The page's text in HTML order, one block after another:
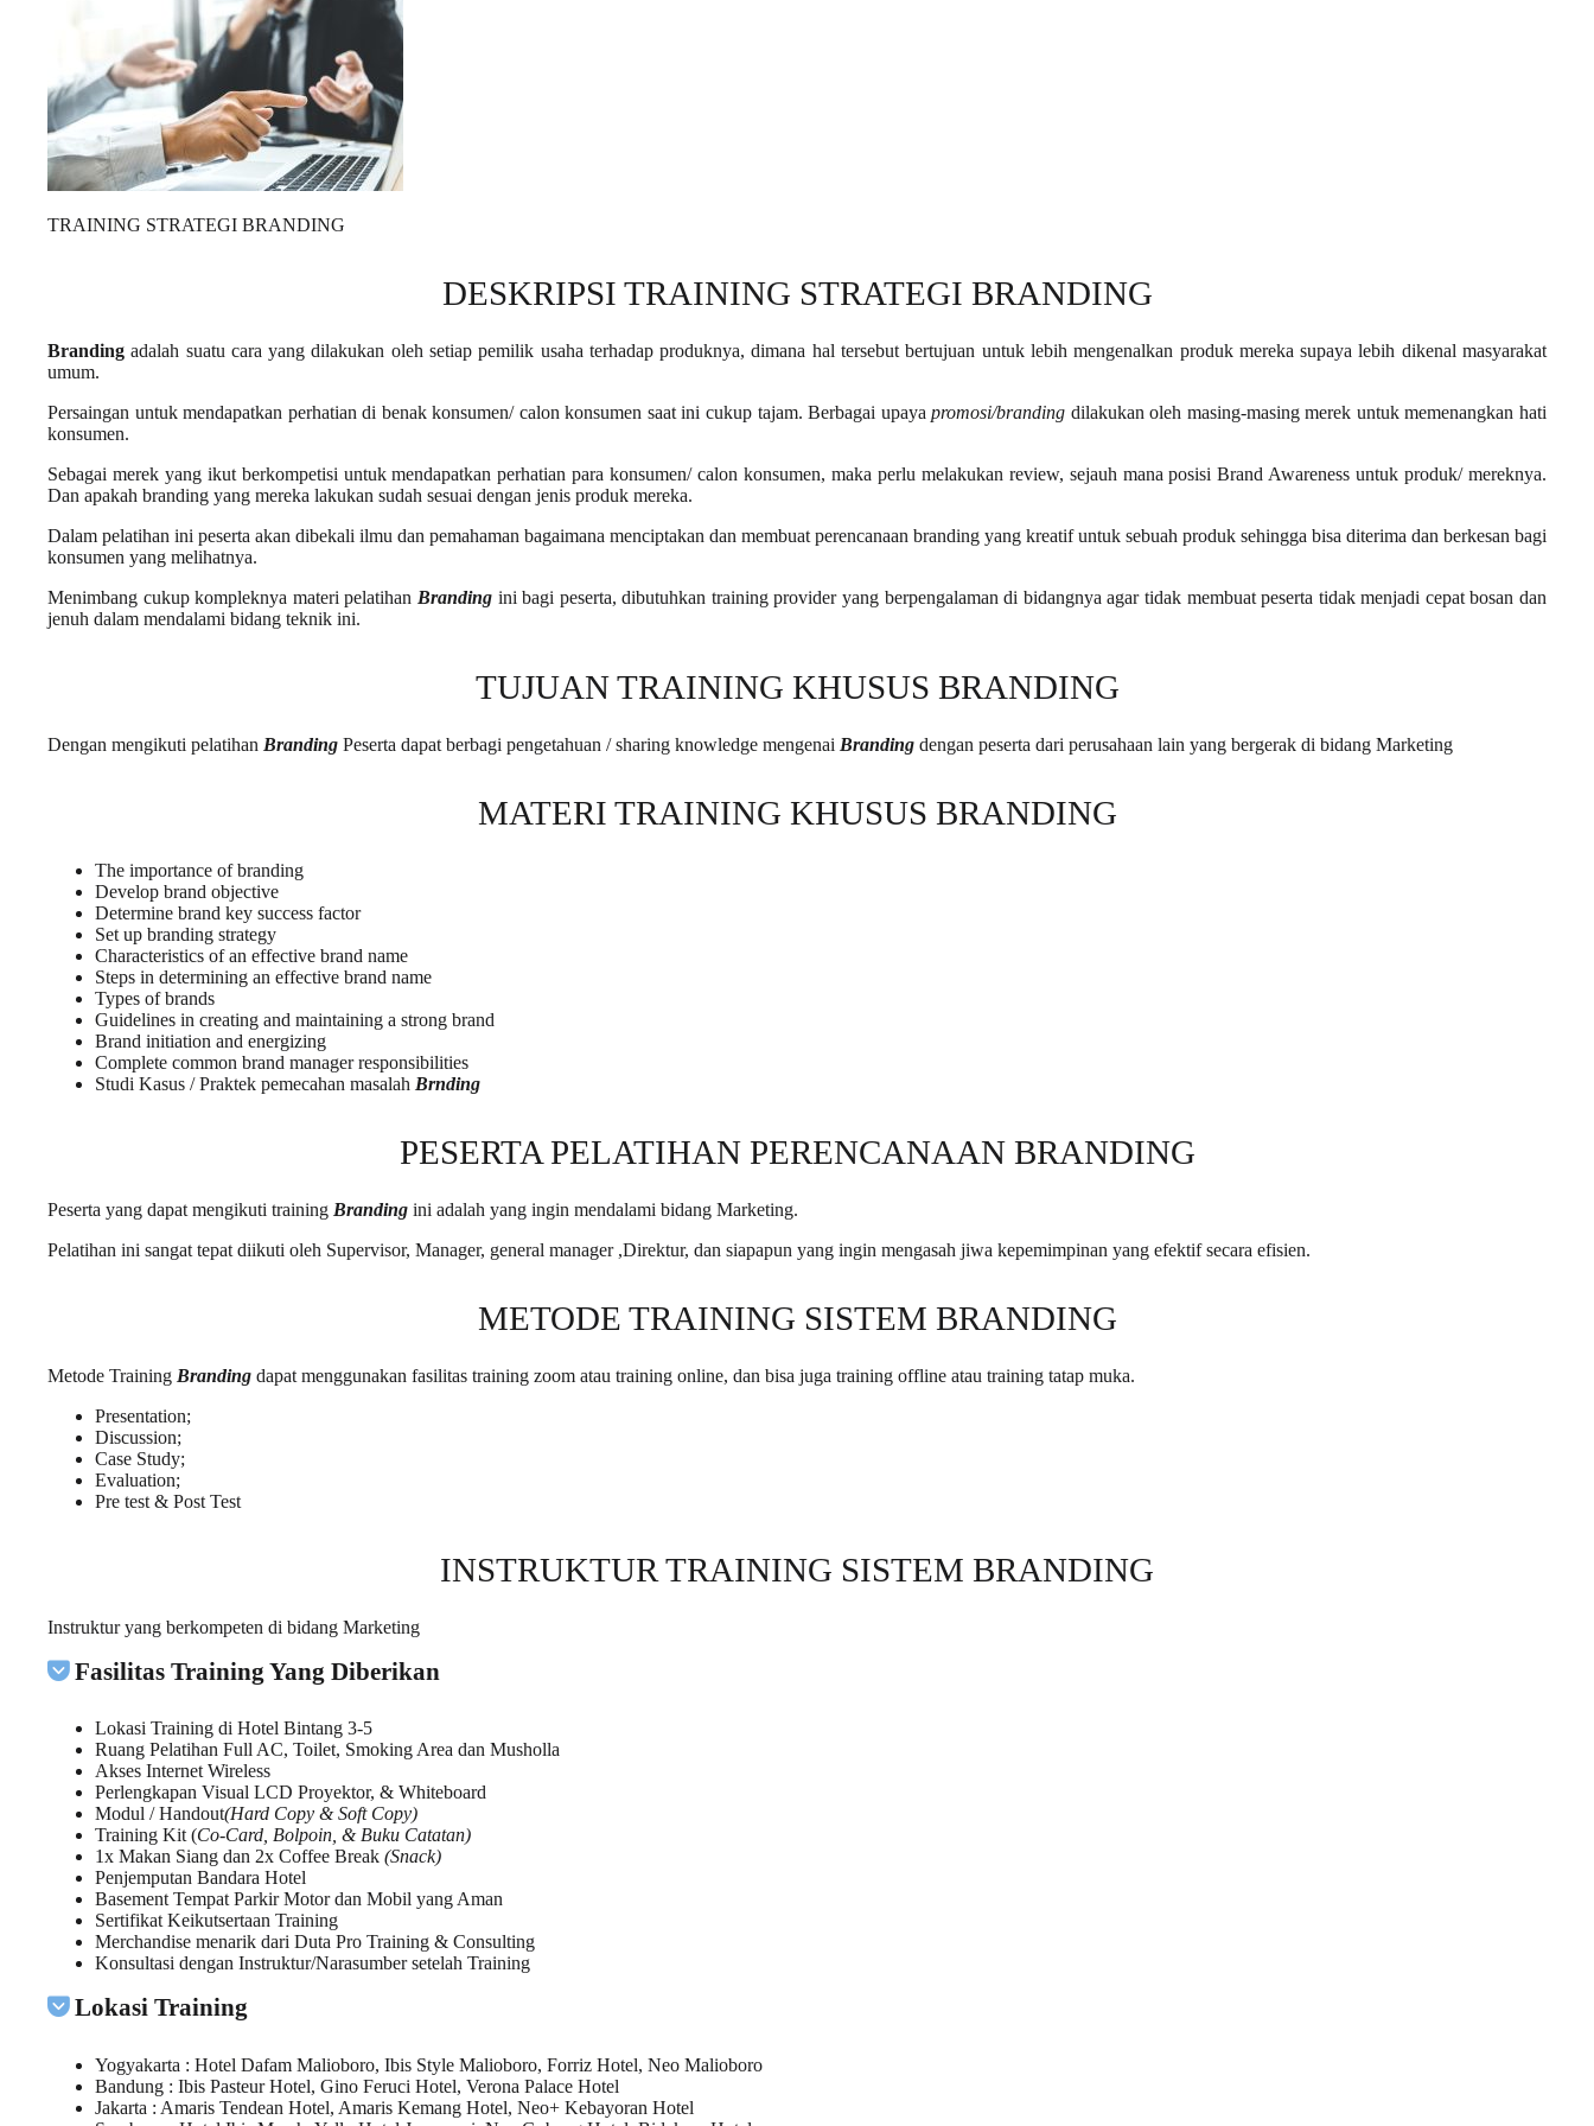
TRAINING STRATEGI BRANDING
DESKRIPSI TRAINING STRATEGI BRANDING
Branding adalah suatu cara yang dilakukan oleh setiap pemilik usaha terhadap produknya, dimana hal tersebut bertujuan untuk lebih mengenalkan produk mereka supaya lebih dikenal masyarakat
umum.
Persaingan untuk mendapatkan perhatian di benak konsumen/ calon konsumen saat ini cukup tajam. Berbagai upayapromosi/branding dilakukan oleh masing-masing merek untuk memenangkan hati
konsumen.
Sebagai merek yang ikut berkompetisi untuk mendapatkan perhatian para konsumen/ calon konsumen, maka perlu melakukan review, sejauh mana posisi Brand Awareness untuk produk/ mereknya.
Dan apakah branding yang mereka lakukan sudah sesuai dengan jenis produk mereka.
Dalam pelatihan ini peserta akan dibekali ilmu dan pemahaman bagaimana menciptakan dan membuat perencanaan branding yang kreatif untuk sebuah produk sehingga bisa diterima dan berkesan bagi
konsumen yang melihatnya.
Menimbang cukup kompleknya materi pelatihan Brandingini bagi peserta, dibutuhkan training provider yang berpengalaman di bidangnya agar tidak membuat peserta tidak menjadi cepat bosan dan
jenuh dalam mendalami bidang teknik ini.
TUJUAN TRAINING KHUSUS BRANDING
Dengan mengikuti pelatihan Branding Peserta dapat berbagi pengetahuan / sharing knowledge mengenai Branding dengan peserta dari perusahaan lain yang bergerak di bidang Marketing
MATERI TRAINING KHUSUS BRANDING
The importance of branding
Develop brand objective
Determine brand key success factor
Set up branding strategy
Characteristics of an effective brand name
Steps in determining an effective brand name
Types of brands
Guidelines in creating and maintaining a strong brand
Brand initiation and energizing
Complete common brand manager responsibilities
Studi Kasus / Praktek pemecahan masalah Brnding
PESERTA PELATIHAN PERENCANAAN BRANDING
Peserta yang dapat mengikuti training Branding ini adalah yang ingin mendalami bidang Marketing.
Pelatihan ini sangat tepat diikuti oleh Supervisor, Manager, general manager ,Direktur, dan siapapun yang ingin mengasah jiwa kepemimpinan yang efektif secara efisien.
METODE TRAINING SISTEM BRANDING
Metode Training Branding dapat menggunakan fasilitas training zoom atau training online, dan bisa juga training offline atau training tatap muka.
Presentation;
Discussion;
Case Study;
Evaluation;
Pre test & Post Test
INSTRUKTUR TRAINING SISTEM BRANDING
Instruktur yang berkompeten di bidang Marketing
Fasilitas Training Yang Diberikan
Lokasi Training di Hotel Bintang 3-5
Ruang Pelatihan Full AC, Toilet, Smoking Area dan Musholla
Akses Internet Wireless
Perlengkapan Visual LCD Proyektor, & Whiteboard
Modul / Handout(Hard Copy & Soft Copy)
Training Kit (Co-Card, Bolpoin, & Buku Catatan)
1x Makan Siang dan 2x Coffee Break (Snack)
Penjemputan Bandara Hotel
Basement Tempat Parkir Motor dan Mobil yang Aman
Sertifikat Keikutsertaan Training
Merchandise menarik dari Duta Pro Training & Consulting
Konsultasi dengan Instruktur/Narasumber setelah Training
Lokasi Training
Yogyakarta : Hotel Dafam Malioboro, Ibis Style Malioboro, Forriz Hotel, Neo Malioboro
Bandung : Ibis Pasteur Hotel, Gino Feruci Hotel, Verona Palace Hotel
Jakarta : Amaris Tendean Hotel, Amaris Kemang Hotel, Neo+ Kebayoran Hotel